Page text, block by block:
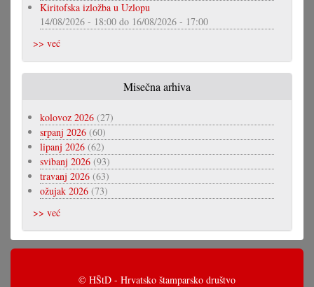
Kiritofska izložba u Uzlopu
14/08/2026 - 18:00 do 16/08/2026 - 17:00
>> već
Misečna arhiva
kolovoz 2026 (27)
srpanj 2026 (60)
lipanj 2026 (62)
svibanj 2026 (93)
travanj 2026 (63)
ožujak 2026 (73)
>> već
© HŠtD - Hrvatsko štamparsko društvo